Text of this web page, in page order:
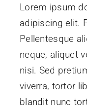
Lorem ipsum
adipiscing elit.
Pellentesque
neque, aliquet
nisi. Sed
viverra, tortor
blandit nunc